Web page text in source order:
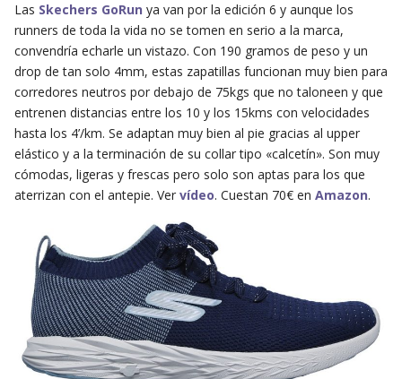
Las Skechers GoRun ya van por la edición 6 y aunque los
runners de toda la vida no se tomen en serio a la marca,
convendría echarle un vistazo. Con 190 gramos de peso y un
drop de tan solo 4mm, estas zapatillas funcionan muy bien para
corredores neutros por debajo de 75kgs que no taloneen y que
entrenen distancias entre los 10 y los 15kms con velocidades
hasta los 4’/km. Se adaptan muy bien al pie gracias al upper
elástico y a la terminación de su collar tipo «calcetín». Son muy
cómodas, ligeras y frescas pero solo son aptas para los que
aterrizan con el antepie. Ver vídeo. Cuestan 70€ en Amazon.